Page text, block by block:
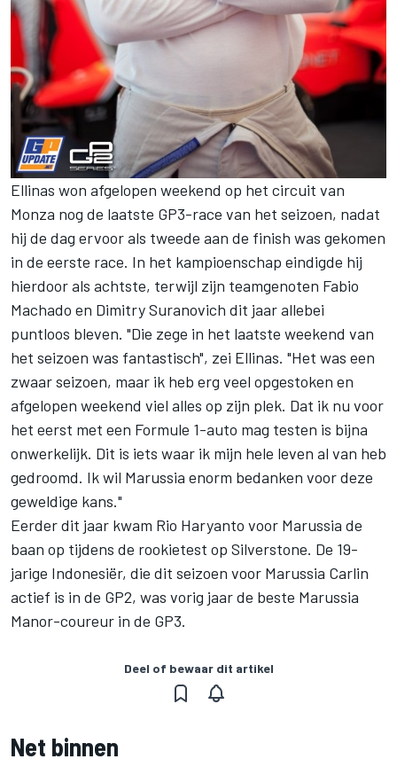
Ellinas won afgelopen weekend op het circuit van
Monza nog de laatste GP3-race van het seizoen, nadat
hij de dag ervoor als tweede aan de finish was gekomen
in de eerste race. In het kampioenschap eindigde hij
hierdoor als achtste, terwijl zijn teamgenoten Fabio
Machado en Dimitry Suranovich dit jaar allebei
puntloos bleven. "Die zege in het laatste weekend van
het seizoen was fantastisch", zei Ellinas. "Het was een
zwaar seizoen, maar ik heb erg veel opgestoken en
afgelopen weekend viel alles op zijn plek. Dat ik nu voor
het eerst met een Formule 1-auto mag testen is bijna
onwerkelijk. Dit is iets waar ik mijn hele leven al van heb
gedroomd. Ik wil Marussia enorm bedanken voor deze
geweldige kans."
Eerder dit jaar kwam Rio Haryanto voor Marussia de
baan op tijdens de rookietest op Silverstone. De 19-
jarige Indonesiër, die dit seizoen voor Marussia Carlin
actief is in de GP2, was vorig jaar de beste Marussia
Manor-coureur in de GP3.
Deel of bewaar dit artikel
Net binnen